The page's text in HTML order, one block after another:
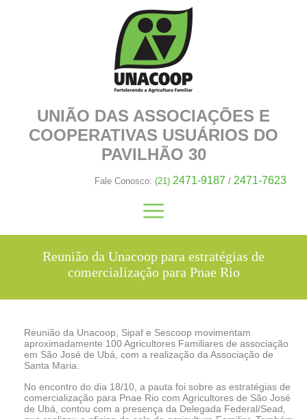
UNIÃO DAS ASSOCIAÇÕES E
COOPERATIVAS USUÁRIOS DO
PAVILHÃO 30
Fale Conosco: (21) 2471-9187 / 2471-7623
Reunião da Unacoop para estratégias de
comercialização para Pnae Rio
Reunião da Unacoop, Sipaf e Sescoop movimentam
aproximadamente 100 Agricultores Familiares de associação
em São José de Ubá, com a realização da Associação de
Santa Maria.
No encontro do dia 18/10, a pauta foi sobre as estratégias de
comercialização para Pnae Rio com Agricultores de São José
de Ubá, contou com a presença da Delegada Federal/Sead,